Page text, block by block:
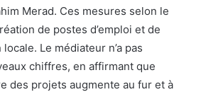
Merad. Ces mesures selon le
de postes d’emploi et de
Le médiateur n’a pas
chiffres, en affirmant que
des projets augmente au fur et à